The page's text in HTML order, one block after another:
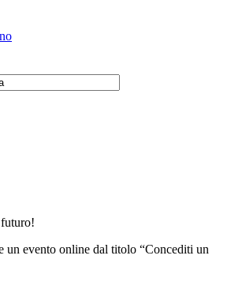
un evento online dal titolo “Concediti un